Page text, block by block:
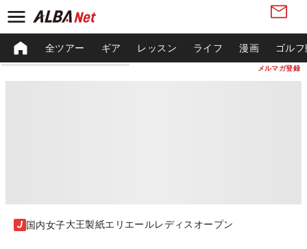
メルマガ登録
全ツアー ギア レッスン ライフ 漫画 ゴル
国内女子大王製紙エリエールレディスオープン